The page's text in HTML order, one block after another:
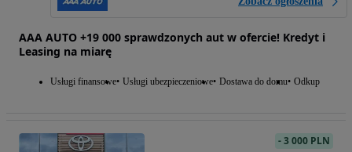
AAA AUTO +19 000 sprawdzonych aut w ofercie! Kredyt i
Leasing na miarę
Usługi finansowe Usługi ubezpieczeniowe Dostawa do domu Odkup
-3 000 PLN